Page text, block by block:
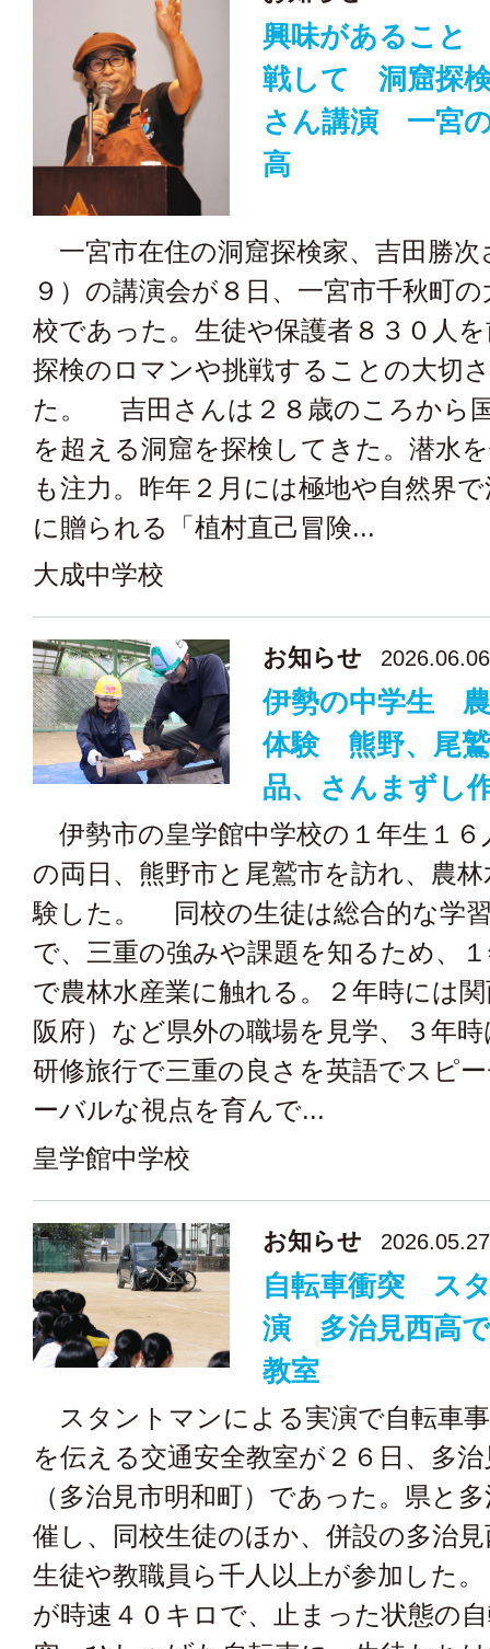
興味があること
戦して 洞窟探
さん講演 一宮
高
一宮市在住の洞窟探検家、吉田勝次
９）の講演会が８日、一宮市千秋町
校であった。生徒や保護者８３０人
探検のロマンや挑戦することの大切
た。 吉田さんは２８歳のころから
を超える洞窟を探検してきた。潜水
も注力。昨年２月には極地や自然界
に贈られる「植村直己冒険...
大成中学校
お知らせ 2026.06.06
伊勢の中学生
体験 熊野、尾
品、さんまずし
伊勢市の皇学館中学校の１年生１６
の両日、熊野市と尾鷲市を訪れ、農
験した。 同校の生徒は総合的な学
で、三重の強みや課題を知るため、
で農林水産業に触れる。２年時には
阪府）など県外の職場を見学、３年
研修旅行で三重の良さを英語でスピ
ーバルな視点を育んで...
皇学館中学校
お知らせ 2026.05.27
自転車衝突 ス
演 多治見西高
教室
スタントマンによる実演で自転車
を伝える交通安全教室が２６日、多
（多治見市明和町）であった。県と
催し、同校生徒のほか、併設の多治
生徒や教職員ら千人以上が参加した
が時速４０キロで、止まった状態の